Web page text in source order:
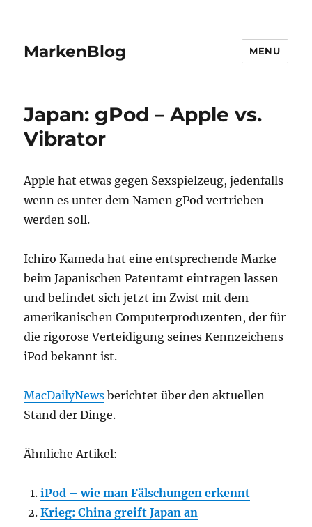
MarkenBlog MENU
Japan: gPod – Apple vs.
Vibrator
Apple hat etwas gegen Sexspielzeug, jedenfalls
wenn es unter dem Namen gPod vertrieben
werden soll.
Ichiro Kameda hat eine entsprechende Marke
beim Japanischen Patentamt eintragen lassen
und befindet sich jetzt im Zwist mit dem
amerikanischen Computerproduzenten, der für
die rigorose Verteidigung seines Kennzeichens
iPod bekannt ist.
MacDailyNews berichtet über den aktuellen
Stand der Dinge.
Ähnliche Artikel:
iPod – wie man Fälschungen erkennt
Krieg: China greift Japan an